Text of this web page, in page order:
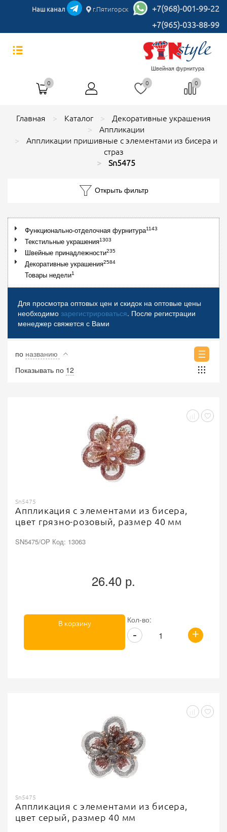
Наш канал г.Пятигорск
+7(968)-001-99-22
+7(965)-033-88-99
Швейная фурнитура
0 0 0
Главная Каталог
Декоративные украшения
Аппликации
Аппликации пришивные с элементами из бисера и
страз
Sn5475
Открыть фильтр
Функционально-отделочная фурнитура1143
Текстильные украшения1303
Швейные принадлежности235
Декоративные украшения2584
Товары недели1
Для просмотра оптовых цен и скидок на оптовые цены
необходимо зарегистрироваться. После регистрации
менеджер свяжется с Вами
по названию
Показывать по 12
Sn5475
Аппликация с элементами из бисера,
цвет грязно-розовый, размер 40 мм
SN5475/OP Код: 13063
26.40 р.
Кол-во:
+
-
В корзину
Sn5475
Аппликация с элементами из бисера,
цвет серый, размер 40 мм